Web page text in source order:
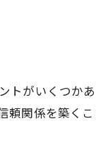
調整区域売却で
がいくつか
関係を築く